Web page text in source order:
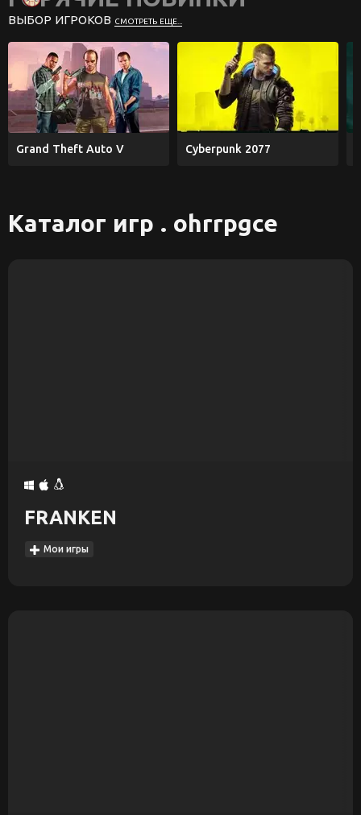
ВЫБОР ИГРОКОВ СМОТРЕТЬ ЕЩЕ...
Grand Theft Auto V Cyberpunk 2077
Каталог игр . ohrrpgce
FRANKEN
Мои игры